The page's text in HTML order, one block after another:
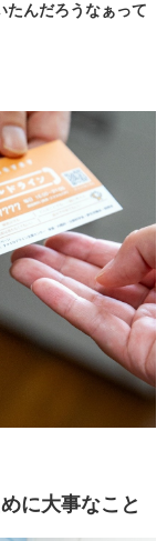
たんだろうなぁって
に大事なこと